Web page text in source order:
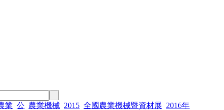
業 公 農業機械 2015 全國農業機械暨資材展 2016年